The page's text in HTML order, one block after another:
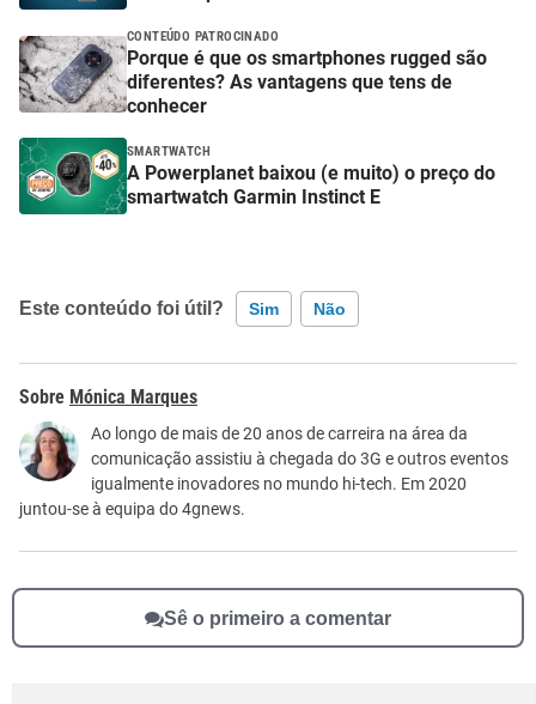
CONTEÚDO PATROCINADO
Porque é que os smartphones rugged são
diferentes? As vantagens que tens de
conhecer
SMARTWATCH
A Powerplanet baixou (e muito) o preço do
smartwatch Garmin Instinct E
Este conteúdo foi útil? Sim Não
Este conteúdo contém informação incorreta
Este conteúdo não tem a informação que procuro
Outro
Mónica Marques
Ao longo de mais de 20 anos de carreira na área da
comunicação assistiu à chegada do 3G e outros eventos
igualmente inovadores no mundo hi-tech. Em 2020
juntou-se à equipa do 4gnews.
Sê o primeiro a comentar